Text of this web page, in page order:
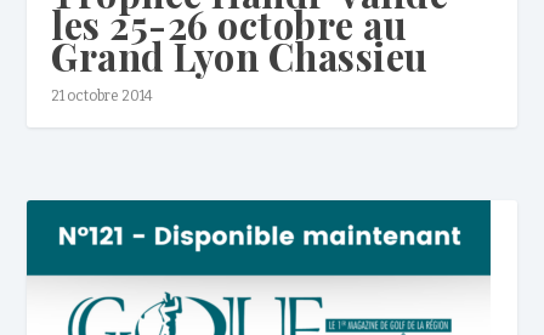
les 25-26 octobre au
Grand Lyon Chassieu
21 octobre 2014